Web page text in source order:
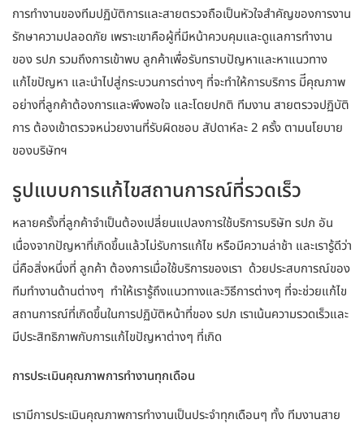
การทำงานของทีมปฏิบัติการและสายตรวจถือเป็นหัวใจสำคัญของการงาน
รักษาความปลอดภัย เพราะเขาคือผู้ที่มีหน้าควบคุมและดูแลการทำงาน
ของ รปภ รวมถึงการเข้าพบ ลูกค้าเพื่อรับทราบปัญหาและหาแนวทาง
แก้ไขปัญหา และนำไปสู่กระบวนการต่างๆ ที่จะทำให้การบริการ มีีคุณภาพ
อย่างที่ลูกค้าต้องการและพึงพอใจ และโดยปกติ ทีมงาน สายตรวจปฏิบัติ
การ ต้องเข้าตรวจหน่วยงานที่รับผิดชอบ สัปดาห์ละ 2 ครั้ง ตามนโยบาย
ของบริษัทฯ
รูปแบบการแก้ไขสถานการณ์ที่รวดเร็ว
หลายครั้งที่ลูกค้าจำเป็นต้องเปลี่ยนแปลงการใช้บริการบริษัท รปภ อัน
เนื่องจากปัญหาที่เกิดขึ้นแล้วไม่รับการแก้ไข หรือมีความล่าช้า และเรารู้ดีว่า
นี่คือสิ่งหนึ่งที่ ลูกค้า ต้องการเมื่อใช้บริการของเรา ด้วยประสบการณ์ของ
ทีมทำงานด้านต่างๆ ทำให้เรารู้ถึงแนวทางและวิธีการต่างๆ ที่จะช่วยแก้ไข
สถานการณ์ที่เกิดขึ้นในการปฏิบัติหน้าที่ของ รปภ เราเน้นความรวดเร็วและ
มีประสิทธิภาพกับการแก้ไขปัญหาต่างๆ ที่เกิด
การประเมินคุณภาพการทำงานทุกเดือน
เรามีการประเมินคุณภาพการทำงานเป็นประจำทุกเดือนๆ ทั้ง ทีมงานสาย